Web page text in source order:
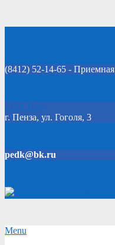
(8412) 52-14-65 - Приемная
Click Here
г. Пенза, ул. Гоголя, 3
pedk@bk.ru
Secondary
Menu